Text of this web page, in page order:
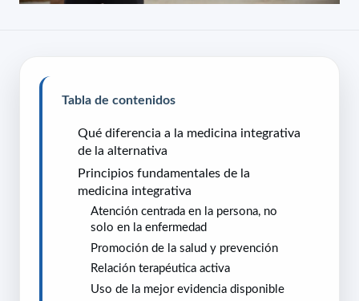
Tabla de contenidos
Qué diferencia a la medicina integrativa
de la alternativa
Principios fundamentales de la
medicina integrativa
Atención centrada en la persona, no
solo en la enfermedad
Promoción de la salud y prevención
Relación terapéutica activa
Uso de la mejor evidencia disponible